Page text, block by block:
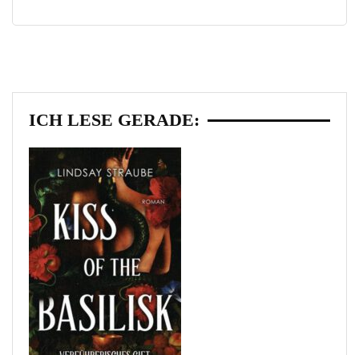
ICH LESE GERADE: